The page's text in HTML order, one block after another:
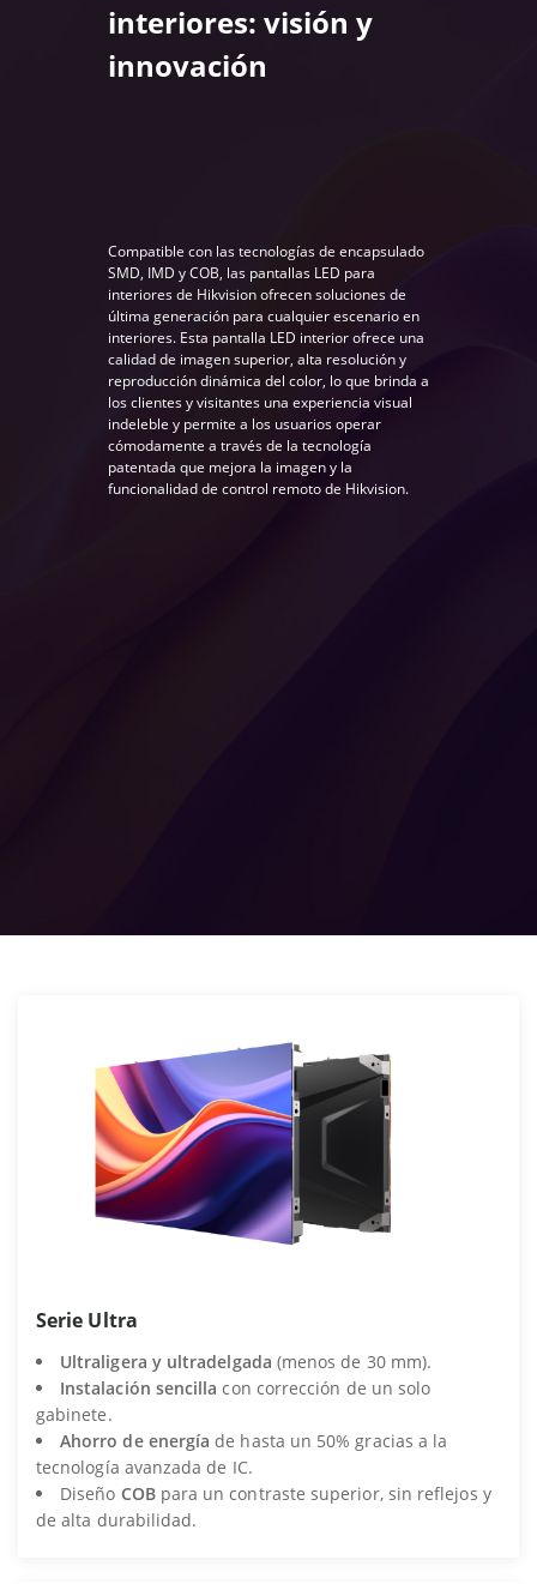
interiores: visión y
innovación
Compatible con las tecnologías de encapsulado
SMD, IMD y COB, las pantallas LED para
interiores de Hikvision ofrecen soluciones de
última generación para cualquier escenario en
interiores. Esta pantalla LED interior ofrece una
calidad de imagen superior, alta resolución y
reproducción dinámica del color, lo que brinda a
los clientes y visitantes una experiencia visual
indeleble y permite a los usuarios operar
cómodamente a través de la tecnología
patentada que mejora la imagen y la
funcionalidad de control remoto de Hikvision.
Serie Ultra
Ultraligera y ultradelgada (menos de 30 mm).
Instalación sencilla con corrección de un solo
gabinete.
Ahorro de energía de hasta un 50% gracias a la
tecnología avanzada de IC.
Diseño COBpara un contraste superior, sin reflejos y
de alta durabilidad.